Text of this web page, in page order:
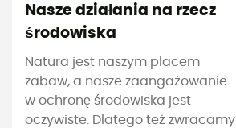
Nasze działania na rzecz
środowiska
Natura jest naszym placem
zabaw, a nasze zaangażowanie
w ochronę środowiska jest
oczywiste. Dlatego też zwracamy